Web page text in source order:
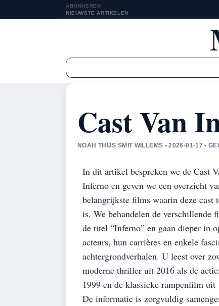
ABONNEREN
NIEUWSTE ARTIKELEN
Cast Van
NOAH THIJS SMIT WILLEMS • 2026-01-17 •
In dit artikel bespreken we de Cast
Inferno en geven we een overzicht
belangrijkste films waarin deze cast
is. We behandelen de verschillende
de titel “Inferno” en gaan dieper in
acteurs, hun carrières en enkele
achtergrondverhalen. U leest over
moderne thriller uit 2016 als de
1999 en de klassieke rampenfilm uit
De informatie is zorgvuldig